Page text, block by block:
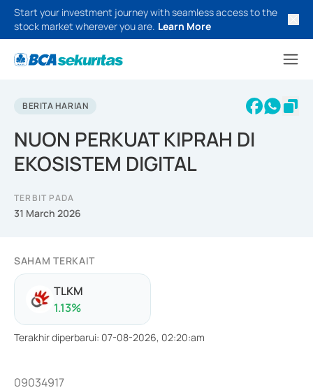
Start your investment journey with seamless access to the
stock market wherever you are. Learn More
BERITA HARIAN
NUON PERKUAT KIPRAH DI
EKOSISTEM DIGITAL
TERBIT PADA
31 March 2026
SAHAM TERKAIT
TLKM
1.13%
Terakhir diperbarui: 07-08-2026, 02:20:am
09034917